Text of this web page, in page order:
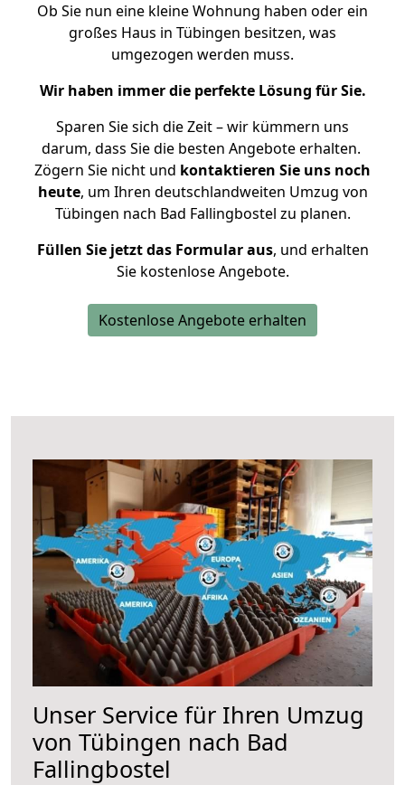
Ob Sie nun eine kleine Wohnung haben oder ein
großes Haus in Tübingen besitzen, was
umgezogen werden muss.
Wir haben immer die perfekte Lösung für Sie.
Sparen Sie sich die Zeit – wir kümmern uns
darum, dass Sie die besten Angebote erhalten.
Zögern Sie nicht und kontaktieren Sie uns noch
heute, um Ihren deutschlandweiten Umzug von
Tübingen nach Bad Fallingbostel zu planen.
Füllen Sie jetzt das Formular aus, und erhalten
Sie kostenlose Angebote.
Kostenlose Angebote erhalten
Unser Service für Ihren Umzug
von Tübingen nach Bad
Fallingbostel